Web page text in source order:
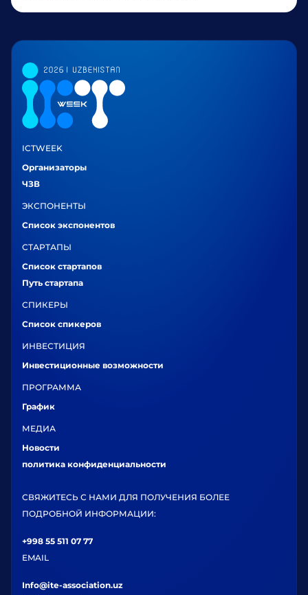
ICTWEEK
Организаторы
ЧЗВ
ЭКСПОНЕНТЫ
Список экспонентов
СТАРТАПЫ
Список стартапов
Путь стартапа
СПИКЕРЫ
Список спикеров
ИНВЕСТИЦИЯ
Инвестиционные возможности
ПРОГРАММА
График
МЕДИА
Новости
политика конфиденциальности
СВЯЖИТЕСЬ С НАМИ ДЛЯ ПОЛУЧЕНИЯ БОЛЕЕ
ПОДРОБНОЙ ИНФОРМАЦИИ:
+998 55 511 07 77
EMAIL
Info@ite-association.uz